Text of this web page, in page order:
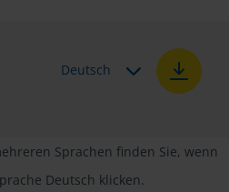
Deutsch
Sprachen finden Sie, wenn
Deutsch klicken.